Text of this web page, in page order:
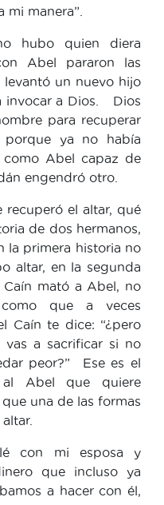
mi manera”.
hubo quien diera
Abel pararon las
un nuevo hijo
invocar a Dios. Dios
para recuperar
ya no había
Abel capaz de
engendró otro.
recuperó el altar, qué
de dos hermanos,
la primera historia no
altar, en la segunda
mató a Abel, no
que a veces
Caín te dice: “¿pero
a sacrificar si no
peor?” Ese es el
Abel que quiere
una de las formas
con mi esposa y
que incluso ya
a hacer con él,